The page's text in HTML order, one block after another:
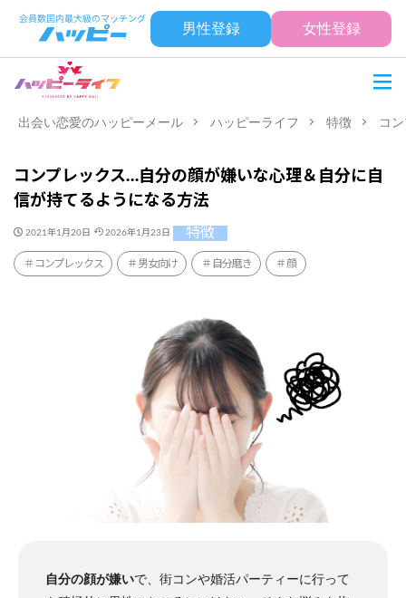
男性登録 女性登録
出会い恋愛のハッピーメール ハッピーライフ 特徴 コ
コンプレックス…自分の顔が嫌いな心理＆自分に自
信が持てるようになる方法
2021年1月20日 2026年1月23日 特徴
コンプレックス 男女向け 自分磨き 顔
自分の顔が嫌いで、街コンや婚活パーティーに行って